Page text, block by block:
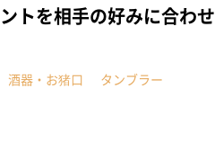
トを相手の好みに合わせ
酒器・お猪口
タンブラー